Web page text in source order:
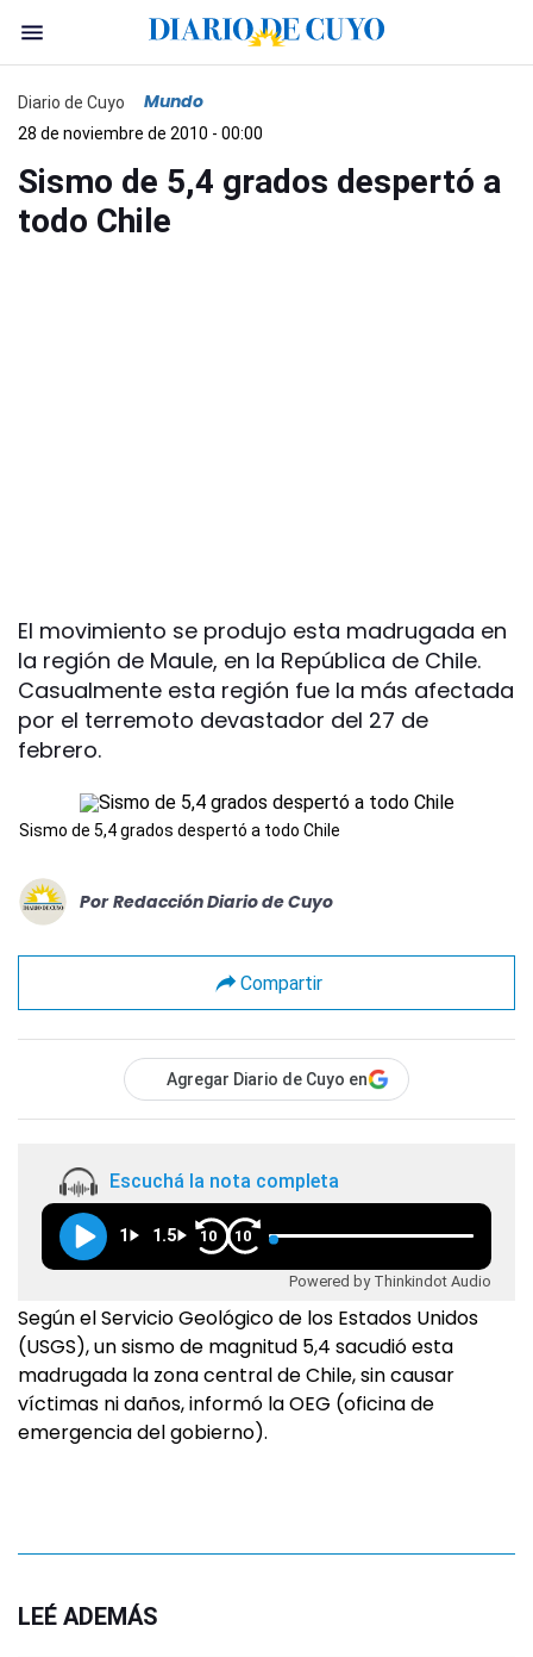
Diario de Cuyo Mundo
28 de noviembre de 2010 - 00:00
Sismo de 5,4 grados despertó a
todo Chile
El movimiento se produjo esta madrugada en
la región de Maule, en la República de Chile.
Casualmente esta región fue la más afectada
por el terremoto devastador del 27 de
febrero.
Sismo de 5,4 grados despertó a todo Chile
Por Redacción Diario de Cuyo
Compartir
Agregar Diario de Cuyo en
Escuchá la nota completa
1 1.5 10 10
Powered by Thinkindot Audio
Según el Servicio Geológico de los Estados Unidos
(USGS), un sismo de magnitud 5,4 sacudió esta
madrugada la zona central de Chile, sin causar
víctimas ni daños, informó la OEG (oficina de
emergencia del gobierno).
LEÉ ADEMÁS